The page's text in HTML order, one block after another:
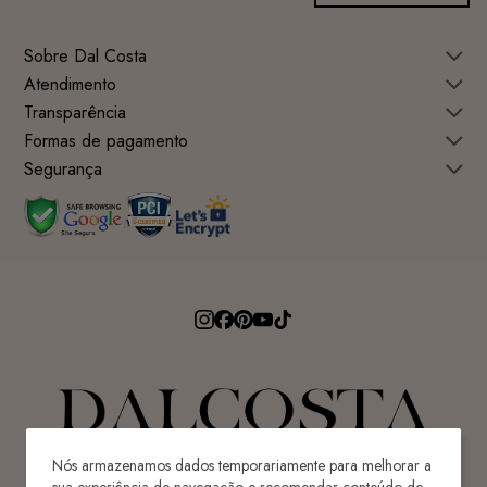
Nós armazenamos dados temporariamente para melhorar a
Sobre Dal Costa
Atendimento
Transparência
Formas de pagamento
Segurança